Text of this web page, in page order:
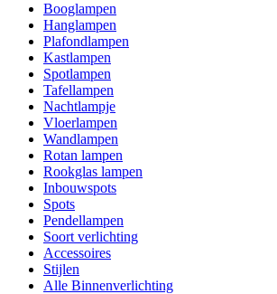
Booglampen
Hanglampen
Plafondlampen
Kastlampen
Spotlampen
Tafellampen
Nachtlampje
Vloerlampen
Wandlampen
Rotan lampen
Rookglas lampen
Inbouwspots
Spots
Pendellampen
Soort verlichting
Accessoires
Stijlen
Alle Binnenverlichting